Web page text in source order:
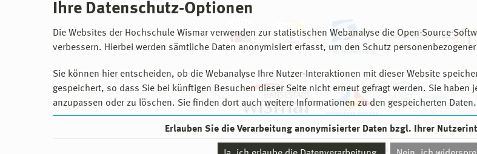
Ihre Datenschutz-Optionen
Die Websites der Hochschule Wismar verwenden zur statistischen Webanalyse die Open-Source-
verbessern. Hierbei werden sämtliche Daten anonymisiert erfasst, um den Schutz
Sie können hier entscheiden, ob die Webanalyse Ihre Nutzer-Interaktionen mit dieser Website
gespeichert, so dass Sie bei künftigen Besuchen dieser Seite nicht erneut gefragt werden. Sie haben
anzupassen oder zu löschen. Sie finden dort auch weitere Informationen zu den gespeicherten Daten.
Erlauben Sie die Verarbeitung anonymisierter Daten bzgl. Ihrer
© 2026 Hochschule Wismar